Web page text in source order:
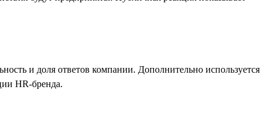
и доля ответов компании. Дополнительно используется
HR-бренда.